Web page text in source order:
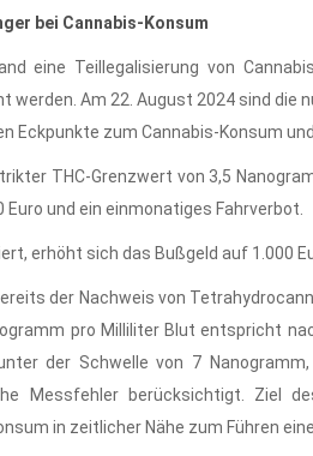
bei Cannabis-Konsum
eine Teillegalisierung von
werden. Am 22. August 2024 sind die
Eckpunkte zum Cannabis-Konsum
THC-Grenzwert von 3,5
und ein einmonatiges Fahrverbot.
erhöht sich das Bußgeld auf 1.000
der Nachweis von
pro Milliliter Blut entspricht
der Schwelle von 7
Messfehler berücksichtigt. Ziel
in zeitlicher Nähe zum Führen